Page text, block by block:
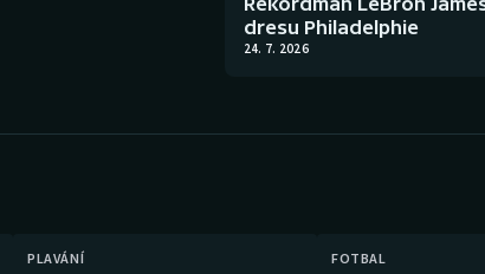
dresu Philadelphie
24. 7. 2026
PLAVÁNÍ FOTBAL